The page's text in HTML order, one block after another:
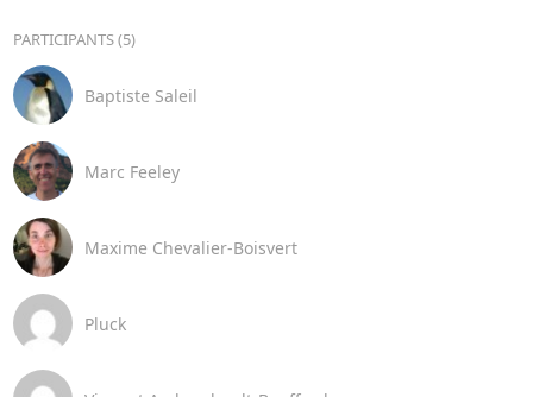
PARTICIPANTS (5)
Baptiste Saleil
Marc Feeley
Maxime Chevalier-Boisvert
Pluck